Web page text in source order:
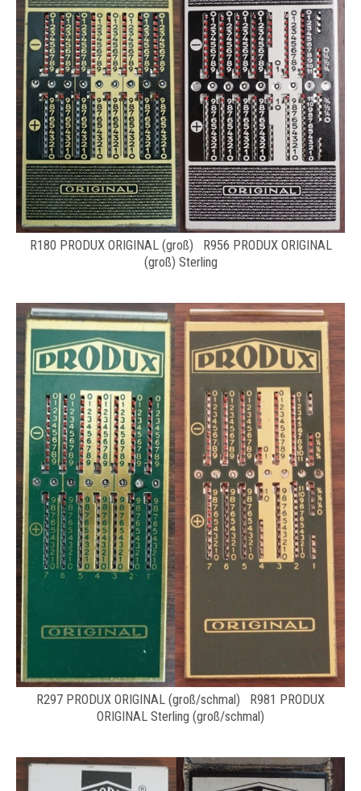
R180 PRODUX ORIGINAL (groß) R956 PRODUX ORIGINAL
(groß) Sterling
R297 PRODUX ORIGINAL (groß/schmal) R981 PRODUX
ORIGINAL Sterling (groß/schmal)